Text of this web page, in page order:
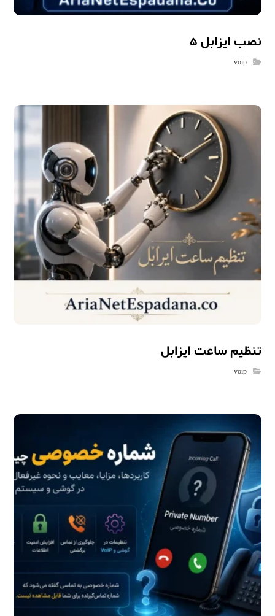
نصب ایزابل 5
voip
تنظیم ساعت ایزابل
voip